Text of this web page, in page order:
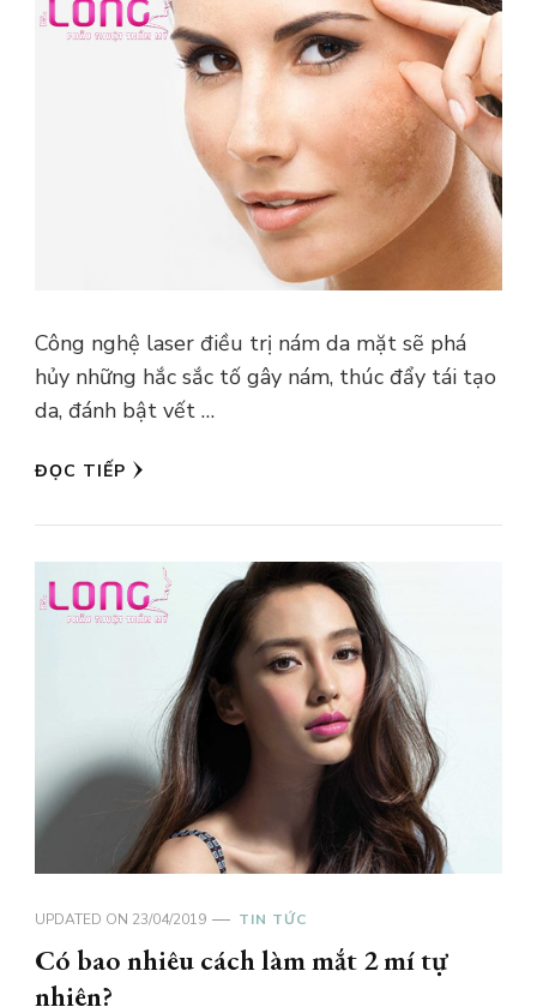
Công nghệ laser điều trị nám da mặt sẽ phá
hủy những hắc sắc tố gây nám, thúc đẩy tái tạo
da, đánh bật vết …
ĐỌC TIẾP
UPDATED ON 23/04/2019 TIN TỨC
Có bao nhiêu cách làm mắt 2 mí tự
nhiên?